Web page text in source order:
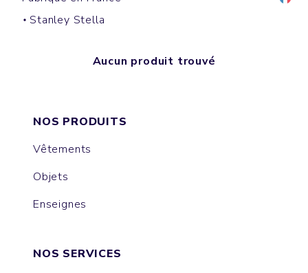
Stanley Stella
Aucun produit trouvé
NOS PRODUITS
Vêtements
Objets
Enseignes
NOS SERVICES